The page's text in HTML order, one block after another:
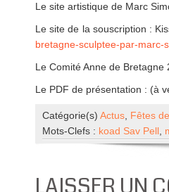
Le site artistique de Marc
Le site de la souscription :
bretagne-sculptee-par-marc-
Le Comité Anne de Bretagne
Le PDF de présentation : (à
Catégorie(s) Actus Fêtes
Mots-Clefs : koad Sav Pell